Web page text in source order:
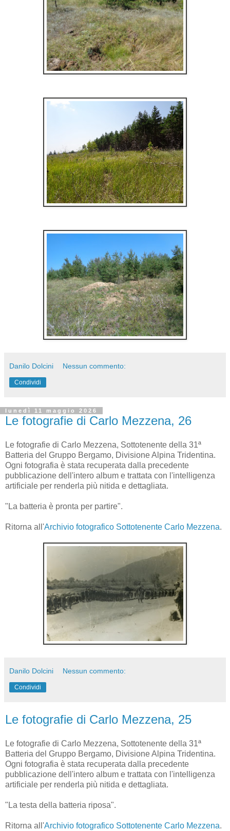
Danilo Dolcini Nessun commento:
Condividi
lunedì 11 maggio 2026
Le fotografie di Carlo Mezzena, 26
Le fotografie di Carlo Mezzena, Sottotenente della 31ª
Batteria del Gruppo Bergamo, Divisione Alpina Tridentina.
Ogni fotografia è stata recuperata dalla precedente
pubblicazione dell'intero album e trattata con l'intelligenza
artificiale per renderla più nitida e dettagliata.
"La batteria è pronta per partire".
Ritorna all'Archivio fotografico Sottotenente Carlo Mezzena.
Danilo Dolcini Nessun commento:
Condividi
Le fotografie di Carlo Mezzena, 25
Le fotografie di Carlo Mezzena, Sottotenente della 31ª
Batteria del Gruppo Bergamo, Divisione Alpina Tridentina.
Ogni fotografia è stata recuperata dalla precedente
pubblicazione dell'intero album e trattata con l'intelligenza
artificiale per renderla più nitida e dettagliata.
"La testa della batteria riposa".
Ritorna all'Archivio fotografico Sottotenente Carlo Mezzena.